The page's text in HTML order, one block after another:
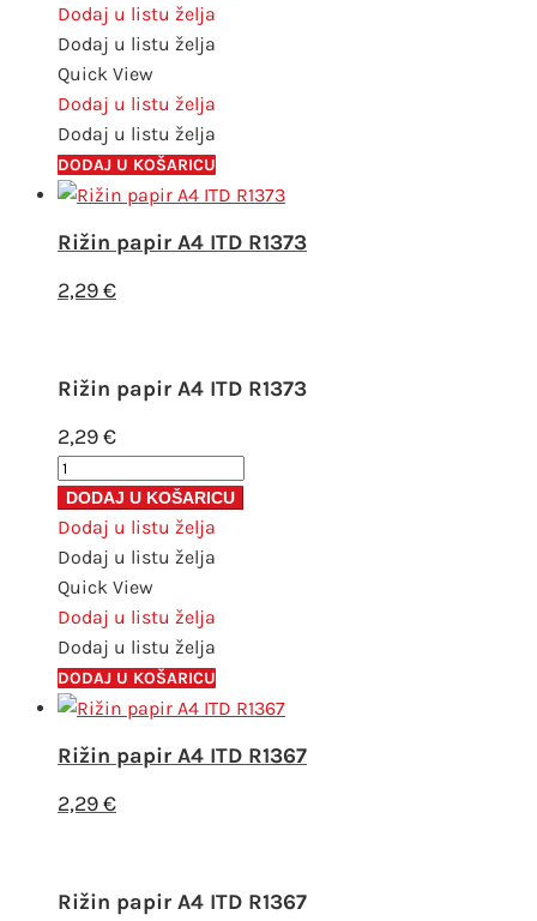
A4
ITD
R1387
količina
Dodaj u listu želja
Dodaj u listu želja
Quick View
Dodaj u listu želja
Dodaj u listu želja
DODAJ U KOŠARICU
Rižin papir A4 ITD R1373
2,29€
Rižin papir A4 ITD R1373
2,29€
Rižin
papir
A4
ITD
R1373
količina
DODAJ U KOŠARICU
Dodaj u listu želja
Dodaj u listu želja
Quick View
Dodaj u listu želja
Dodaj u listu želja
DODAJ U KOŠARICU
Rižin papir A4 ITD R1367
2,29€
Rižin papir A4 ITD R1367